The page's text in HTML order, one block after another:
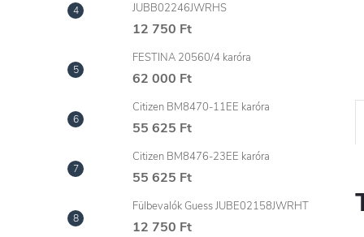
JUBB02246JWRHS
12 750 Ft
FESTINA 20560/4 karóra
62 000 Ft
Citizen BM8470-11EE karóra
55 625 Ft
Citizen BM8476-23EE karóra
55 625 Ft
Fülbevalók Guess JUBE02158JWRHT
12 750 Ft